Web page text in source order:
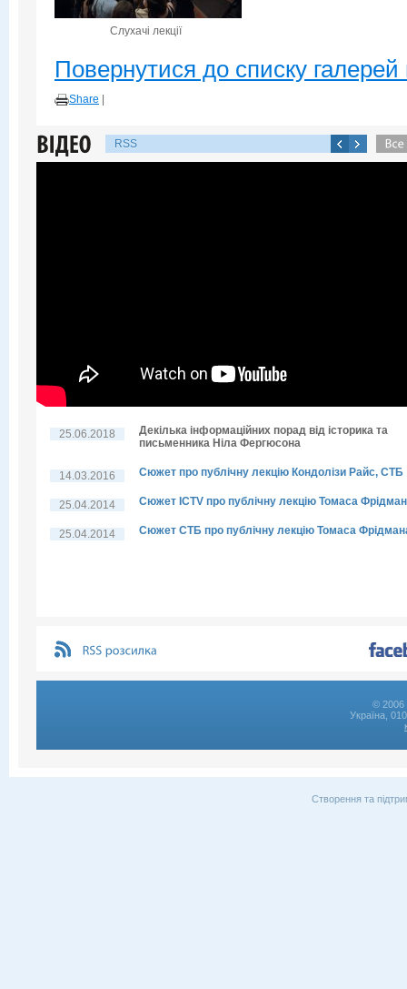
Слухачі лекції
Повернутися до списку галерей
Share
RSS
25.06.2018
Декілька інформаційних порад від історика та
письменника Ніла Фергюсона
14.03.2016 Сюжет про публічну лекцію Кондолізи Райс, СТБ
25.04.2014 Сюжет ICTV про публічну лекцію Томаса
25.04.2014 Сюжет СТБ про публічну лекцію Томаса
© 2006
Україна,
Створення та